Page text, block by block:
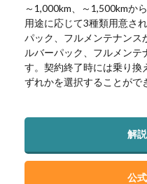
～1,000km、～1,500kmか
用途に応じて3種類用意さ
パック、フルメンテナンス
ルバーパック、フルメンテ
す。契約終了時には乗り換
ずれかを選択することがで
解
公